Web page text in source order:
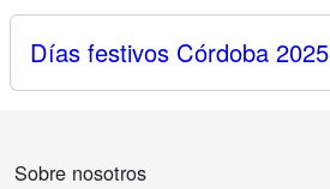
Días festivos Córdoba 2025
Sobre nosotros